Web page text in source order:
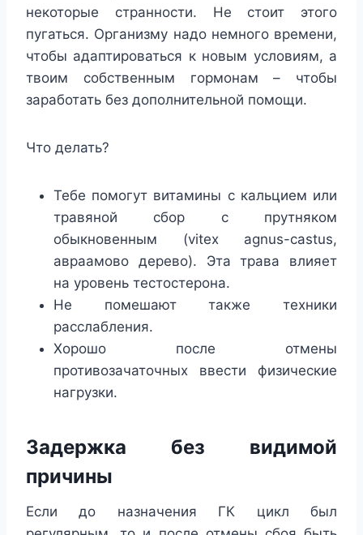
некоторые странности. Не стоит этого
пугаться. Организму надо немного времени,
чтобы адаптироваться к новым условиям, а
твоим собственным гормонам – чтобы
заработать без дополнительной помощи.
Что делать?
Тебе помогут витамины с кальцием или
травяной сбор с прутняком
обыкновенным (vitex agnus-castus,
авраамово дерево). Эта трава влияет
на уровень тестостерона.
Не помешают также техники
расслабления.
Хорошо после отмены
противозачаточных ввести физические
нагрузки.
Задержка без видимой
причины
Если до назначения ГК цикл был